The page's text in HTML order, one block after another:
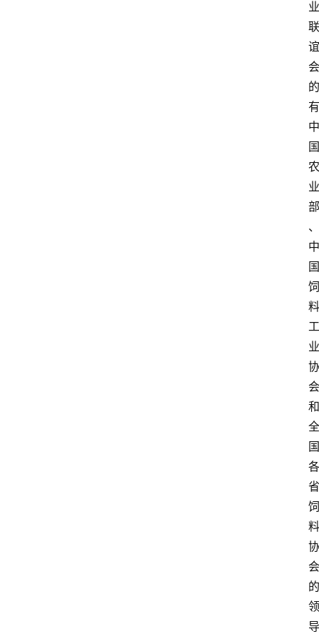
业
联
谊
会
的
有
中
国
农
业
部
、
中
国
饲
料
工
业
协
会
和
全
国
各
省
饲
料
协
会
的
领
导